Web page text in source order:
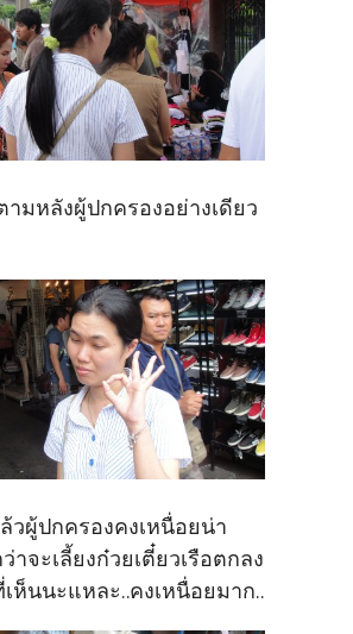
ามหลังผู้ปกครองอย่างเดียว
วผู้ปกครองคงเหนื่อยน่า
าจะเลี้ยงก๋วยเตี๋ยวเรือตกลง
เห็นนะแหละ..คงเหนื่อยมาก..